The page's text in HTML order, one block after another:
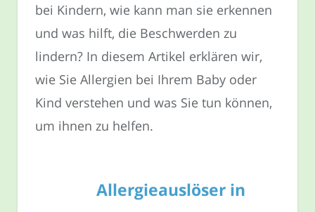
bei Kindern, wie kann man sie erkennen
und was hilft, die Beschwerden zu
lindern? In diesem Artikel erklären wir,
wie Sie Allergien bei Ihrem Baby oder
Kind verstehen und was Sie tun können,
um ihnen zu helfen.
Allergieauslöser in